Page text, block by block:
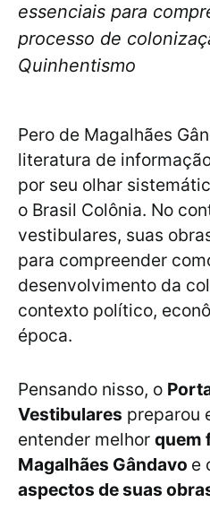
essenciais para
processo de
Quinhentismo
Pero de Magalhães
literatura de
por seu olhar
o Brasil Colônia. No
vestibulares, suas
para compreender
desenvolvimento da
contexto político,
época.
Pensando nisso, o
Vestibulares preparou
entender melhor quem
Magalhães Gândavo e
aspectos de suas